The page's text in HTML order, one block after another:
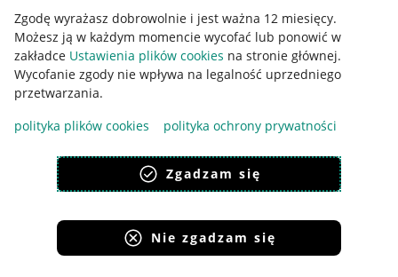
Zgodę wyrażasz dobrowolnie i jest ważna 12 miesięcy.
Możesz ją w każdym momencie wycofać lub ponowić w
zakładce Ustawienia plików cookies na stronie głównej.
Wycofanie zgody nie wpływa na legalność uprzedniego
przetwarzania.
polityka plików cookies
polityka ochrony prywatności
Zgadzam się
Nie zgadzam się
Pobierz aplikację
Korzystanie z serwisu oznacza akceptacjęregulaminu